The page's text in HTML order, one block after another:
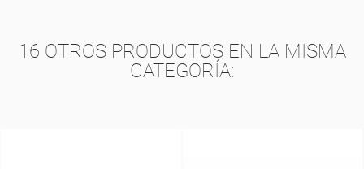
16 OTROS PRODUCTOS EN LA MISMA
CATEGORÍA: